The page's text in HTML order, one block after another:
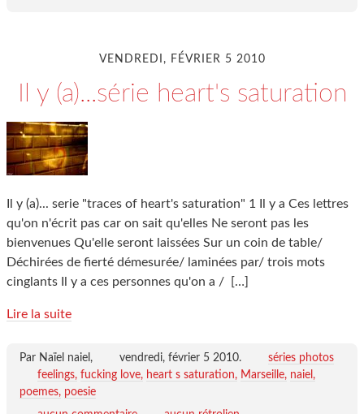
VENDREDI, FÉVRIER 5 2010
Il y (a)...série heart's saturation
Il y (a)... serie "traces of heart's saturation" 1 Il y a Ces lettres
qu'on n'écrit pas car on sait qu'elles Ne seront pas les
bienvenues Qu'elle seront laissées Sur un coin de table/
Déchirées de fierté démesurée/ laminées par/ trois mots
cinglants Il y a ces personnes qu'on a /
[…]
Lire la suite
Par Naïel naiel, vendredi, février 5 2010.
séries photos
feelings fucking love heart s saturation Marseille naiel
poemes poesie